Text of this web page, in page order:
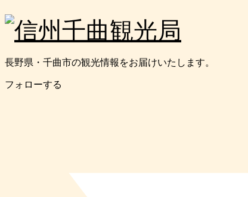
長野県・千曲市の観光情報をお届けいたします。
フォローする